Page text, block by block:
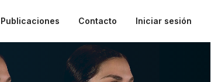
Publicaciones Contacto Iniciar sesión